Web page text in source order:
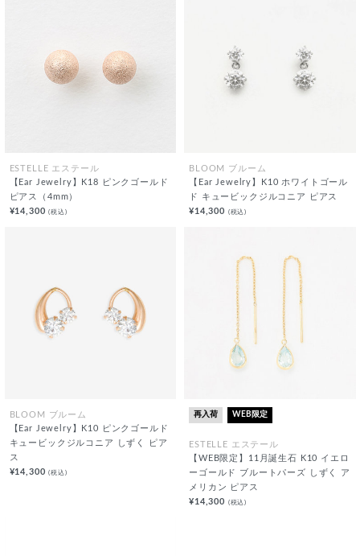
ESTELLE エステール
【Ear Jewelry】K18 ピンクゴールド
ピアス（4mm）
¥14,300(税込)
BLOOM ブルーム
【Ear Jewelry】K10 ホワイトゴール
ド キュービックジルコニア ピアス
¥14,300 (税込)
BLOOM ブルーム
【Ear Jewelry】K10 ピンクゴールド
キュービックジルコニア しずく ピア
ス
¥14,300(税込)
再入荷 WEB限定
ESTELLE エステール
【WEB限定】11月誕生石 K10 イエロ
ーゴールド ブルートパーズ しずく ア
メリカン ピアス
¥14,300 (税込)